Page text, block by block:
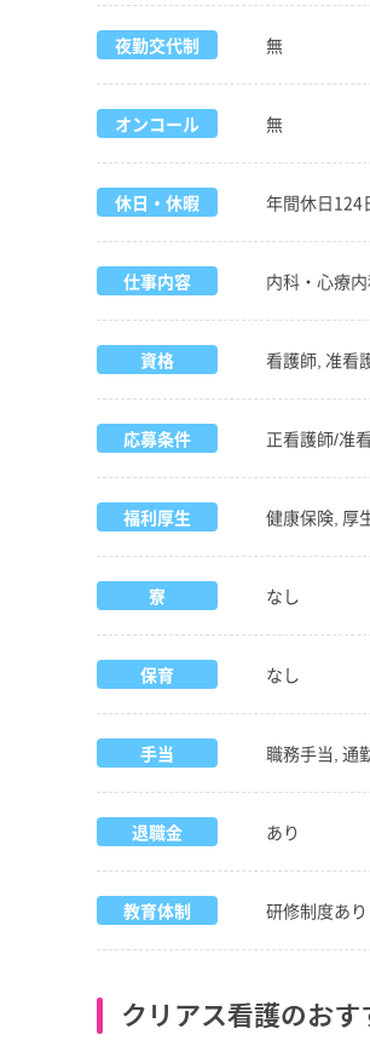
夜勤交代制 無
オンコール 無
休日・休暇 年間休日124
仕事内容 内科・心療
資格 看護師, 准看
応募条件 正看護師/准
福利厚生 健康保険, 厚
寮 なし
保育 なし
手当 職務手当, 通
退職金 あり
教育体制 研修制度あり
クリアス看護のおす